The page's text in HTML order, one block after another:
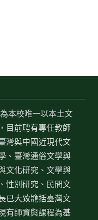
本校唯一以本土文
目前聘有專任教師
灣與中國近現代文
、臺灣通俗文學與
文化研究、文學與
性別研究、民間文
已大致籠括臺灣文
有師資與課程為基